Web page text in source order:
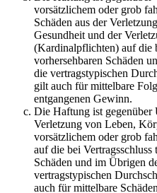
vorsätzlichem oder grob
Schäden aus der
Gesundheit und der
(Kardinalpflichten) auf die
vorhersehbaren Schäden
die vertragstypischen
gilt auch für mittelbare
entgangenen Gewinn.
Die Haftung ist gegenüber
Verletzung von Leben,
vorsätzlichem oder grob
auf die bei Vertragsschluss
Schäden und im Übrigen
vertragstypischen
auch für mittelbare